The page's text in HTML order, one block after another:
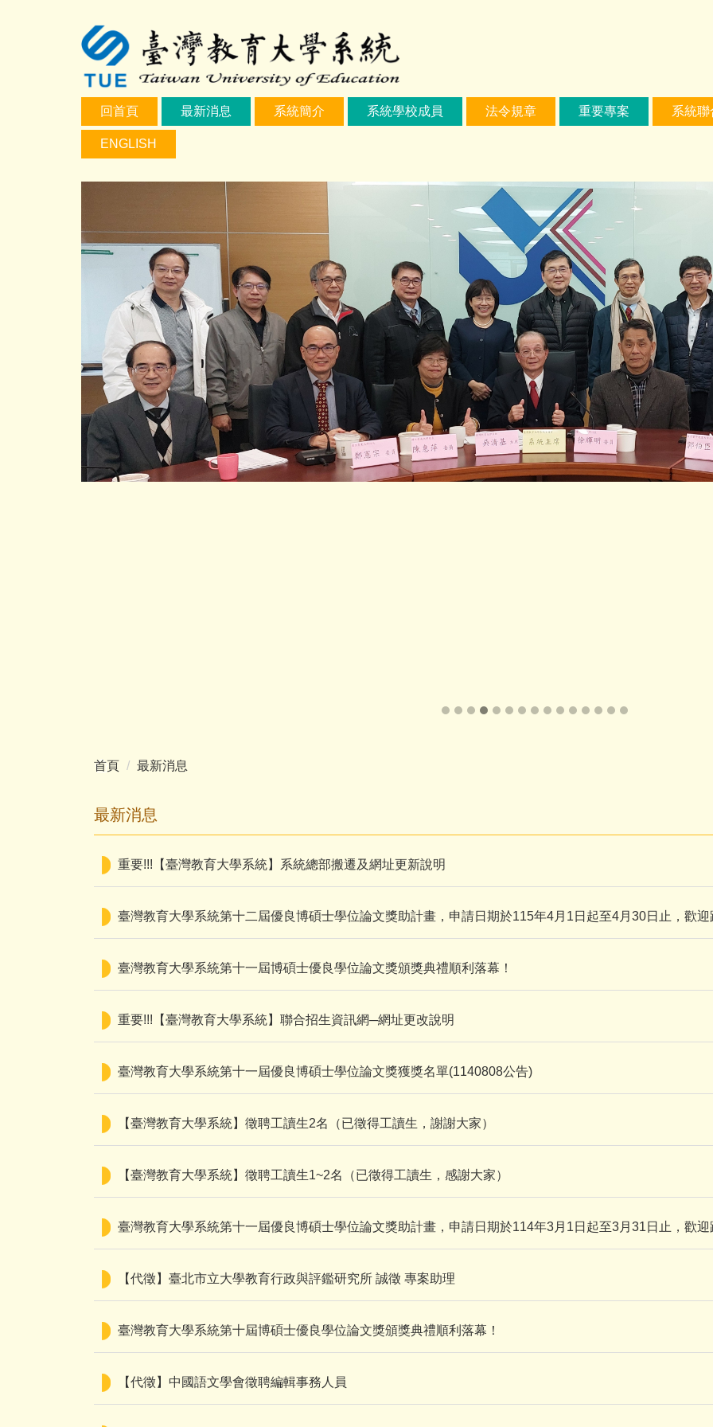
回首頁 最新消息 系統簡介 系統學校成員 法令規章 重要專案 系統聯
ENGLISH
首頁 最新消息
最新消息
重要!!!【臺灣教育大學系統】系統總部搬遷及網址更新說明
臺灣教育大學系統第十二屆優良博碩士學位論文獎助計畫，申請日期於115年4月1日起至4月30日止，歡迎
臺灣教育大學系統第十一屆博碩士優良學位論文獎頒獎典禮順利落幕！
重要!!!【臺灣教育大學系統】聯合招生資訊網─網址更改說明
臺灣教育大學系統第十一屆優良博碩士學位論文獎獲獎名單(1140808公告)
【臺灣教育大學系統】徵聘工讀生2名（已徵得工讀生，謝謝大家）
【臺灣教育大學系統】徵聘工讀生1~2名（已徵得工讀生，感謝大家）
臺灣教育大學系統第十一屆優良博碩士學位論文獎助計畫，申請日期於114年3月1日起至3月31日止，歡迎
【代徵】臺北市立大學教育行政與評鑑研究所 誠徵 專案助理
臺灣教育大學系統第十屆博碩士優良學位論文獎頒獎典禮順利落幕！
【代徵】中國語文學會徵聘編輯事務人員